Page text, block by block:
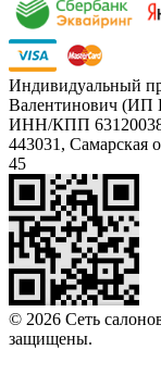
Индивидуальный
Валентинович (ИП
ИНН/КПП
443031, Самарская
45
© 2026 Сеть
защищены.